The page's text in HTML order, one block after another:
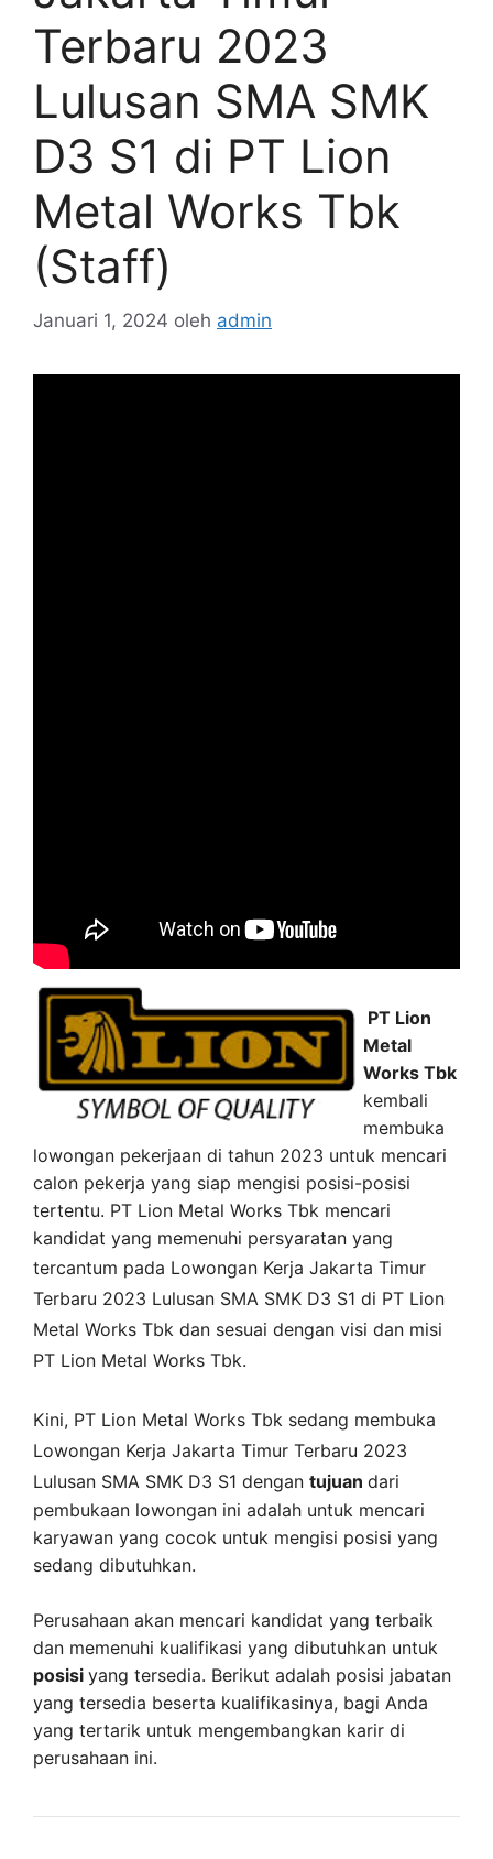
Terbaru 2023
Lulusan SMA SMK
D3 S1 di PT Lion
Metal Works Tbk
(Staff)
Januari 1, 2024 oleh admin
PT Lion
Metal
Works Tbk
kembali
membuka
lowongan pekerjaan di tahun 2023 untuk mencari
calon pekerja yang siap mengisi posisi-posisi
tertentu. PT Lion Metal Works Tbk mencari
kandidat yang memenuhi persyaratan yang
tercantum pada Lowongan Kerja Jakarta Timur
Terbaru 2023 Lulusan SMA SMK D3 S1 di PT Lion
Metal Works Tbk dan sesuai dengan visi dan misi
PT Lion Metal Works Tbk.
Kini, PT Lion Metal Works Tbk sedang membuka
Lowongan Kerja Jakarta Timur Terbaru 2023
Lulusan SMA SMK D3 S1 dengan tujuan dari
pembukaan lowongan ini adalah untuk mencari
karyawan yang cocok untuk mengisi posisi yang
sedang dibutuhkan.
Perusahaan akan mencari kandidat yang terbaik
dan memenuhi kualifikasi yang dibutuhkan untuk
posisi yang tersedia. Berikut adalah posisi jabatan
yang tersedia beserta kualifikasinya, bagi Anda
yang tertarik untuk mengembangkan karir di
perusahaan ini.